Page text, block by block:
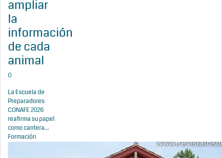
ampliar
la
información
de cada
animal
0
La Escuela de
Preparadores
CONAFE 2026
reafirma su papel
como cantera...
Formación